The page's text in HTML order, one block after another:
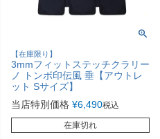
【在庫限り】
3mmフィットステッチクラリー
ノ トンボ印伝風 垂【アウトレ
ット Sサイズ】
当店特別価格 ¥6,490税込
在庫切れ